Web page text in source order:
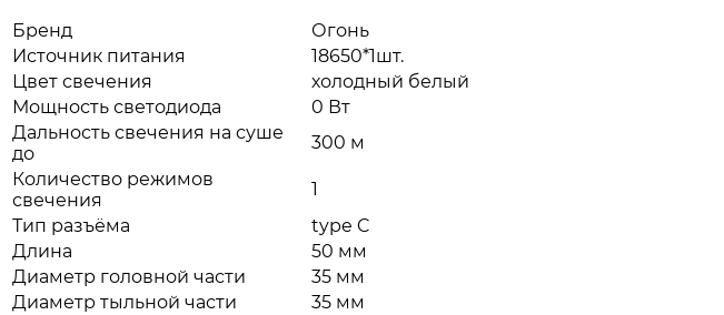
Бренд
Огонь
Источник питания
18650*1шт.
Цвет свечения
холодный белый
Мощность светодиода
0 Вт
Дальность свечения на суше
до
300 м
Количество режимов
свечения
1
Тип разъёма
type C
Длина
50 мм
Диаметр головной части
35 мм
Диаметр тыльной части
35 мм